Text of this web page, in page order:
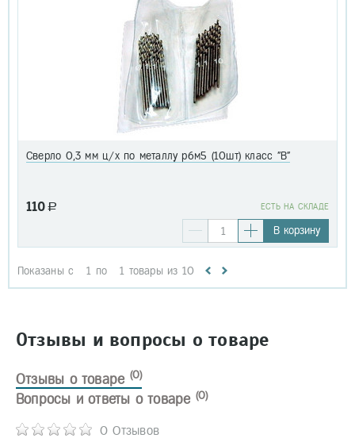
Сверло 0,3 мм ц/х по металлу р6м5 (10шт) класс "В"
110 a EСТЬ НА СКЛАДЕ
В корзину
Показаны с 1 по 1 товары из 10
Отзывы и вопросы о товаре
Отзывы о товаре (0)
0 Отзывов
Вопросы и ответы о товаре (0)